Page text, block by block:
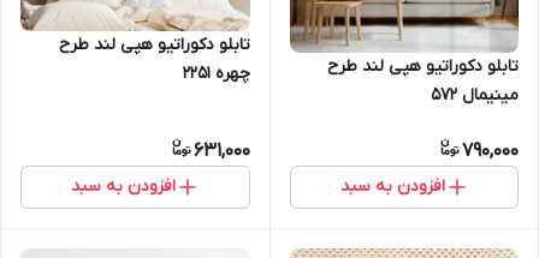
تابلو دکوراتیو هپی لند طرح
مینیمال 572
790,000
افزودن به سبد
تابلو دکوراتیو هپی لند طرح
چهره 2251
631,000
افزودن به سبد